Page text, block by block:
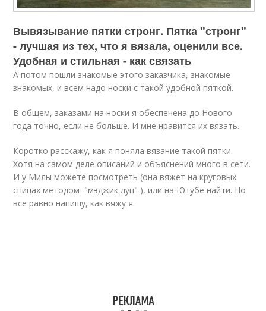
Вывязывание пятки стронг. Пятка "стронг"
- лучшая из тех, что я вязала, оценили все.
Удобная и стильная - как связать
А потом пошли знакомые этого заказчика, знакомые
знакомых, и всем надо носки с такой удобной пяткой.
В общем, заказами на носки я обеспечена до Нового
года точно, если не больше. И мне нравится их вязать.
Коротко расскажу, как я поняла вязание такой пятки.
Хотя на самом деле описаний и объяснений много в сети.
И у Милы можете посмотреть (она вяжет на круговых
спицах методом "мэджик луп" ), или на Ютубе найти. Но
все равно напишу, как вяжу я.